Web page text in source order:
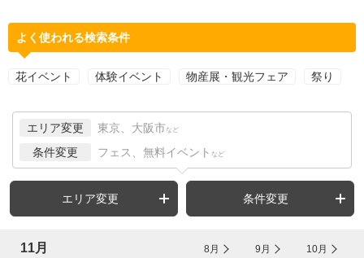
よく使われる検索条件
花イベント 体験イベント 物産展・観光フェア 祭り
エリア変更 東京、大阪市 など
条件変更 フェス、無料イベント など
エリア変更 条件変更
11月 8月 9月 10月